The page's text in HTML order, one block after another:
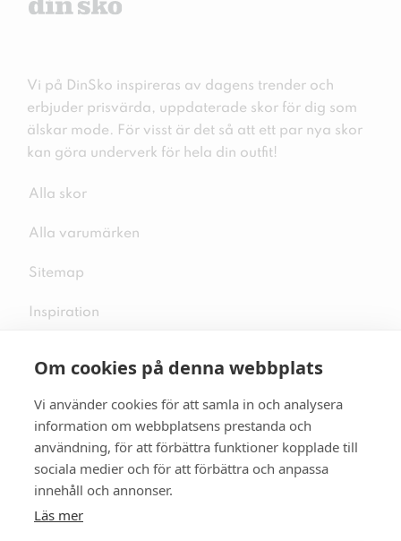
Om cookies på denna webbplats
Vi använder cookies för att samla in och analysera
information om webbplatsens prestanda och
användning, för att förbättra funktioner kopplade till
sociala medier och för att förbättra och anpassa
innehåll och annonser.
Läs mer
Vi på DinSko inspireras av dagens trender och
erbjuder prisvärda, uppdaterade skor för dig som
älskar mode. För visst är det så att ett par nya skor
kan göra underverk för hela din outfit!
Alla skor
Alla varumärken
Sitemap
Inspiration
Följ oss på sociala medier
Se mer skor: skopunkten.se